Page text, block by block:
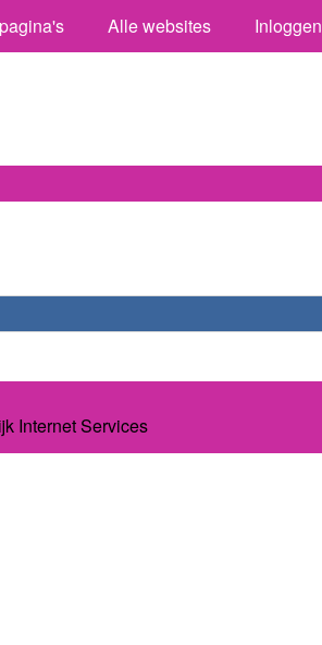
Alle websites Inloggen
Internet Services